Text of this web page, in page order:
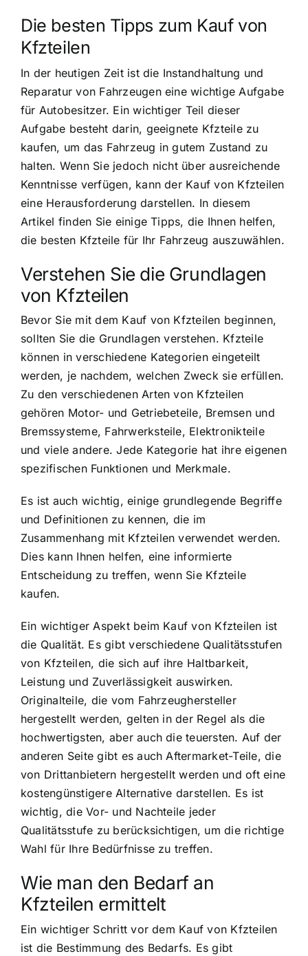
Die besten Tipps zum Kauf von
Kfzteilen
In der heutigen Zeit ist die Instandhaltung und
Reparatur von Fahrzeugen eine wichtige Aufgabe
für Autobesitzer. Ein wichtiger Teil dieser
Aufgabe besteht darin, geeignete Kfzteile zu
kaufen, um das Fahrzeug in gutem Zustand zu
halten. Wenn Sie jedoch nicht über ausreichende
Kenntnisse verfügen, kann der Kauf von Kfzteilen
eine Herausforderung darstellen. In diesem
Artikel finden Sie einige Tipps, die Ihnen helfen,
die besten Kfzteile für Ihr Fahrzeug auszuwählen.
Verstehen Sie die Grundlagen
von Kfzteilen
Bevor Sie mit dem Kauf von Kfzteilen beginnen,
sollten Sie die Grundlagen verstehen. Kfzteile
können in verschiedene Kategorien eingeteilt
werden, je nachdem, welchen Zweck sie erfüllen.
Zu den verschiedenen Arten von Kfzteilen
gehören Motor- und Getriebeteile, Bremsen und
Bremssysteme, Fahrwerksteile, Elektronikteile
und viele andere. Jede Kategorie hat ihre eigenen
spezifischen Funktionen und Merkmale.
Es ist auch wichtig, einige grundlegende Begriffe
und Definitionen zu kennen, die im
Zusammenhang mit Kfzteilen verwendet werden.
Dies kann Ihnen helfen, eine informierte
Entscheidung zu treffen, wenn Sie Kfzteile
kaufen.
Ein wichtiger Aspekt beim Kauf von Kfzteilen ist
die Qualität. Es gibt verschiedene Qualitätsstufen
von Kfzteilen, die sich auf ihre Haltbarkeit,
Leistung und Zuverlässigkeit auswirken.
Originalteile, die vom Fahrzeughersteller
hergestellt werden, gelten in der Regel als die
hochwertigsten, aber auch die teuersten. Auf der
anderen Seite gibt es auch Aftermarket-Teile, die
von Drittanbietern hergestellt werden und oft eine
kostengünstigere Alternative darstellen. Es ist
wichtig, die Vor- und Nachteile jeder
Qualitätsstufe zu berücksichtigen, um die richtige
Wahl für Ihre Bedürfnisse zu treffen.
Wie man den Bedarf an
Kfzteilen ermittelt
Ein wichtiger Schritt vor dem Kauf von Kfzteilen
ist die Bestimmung des Bedarfs. Es gibt